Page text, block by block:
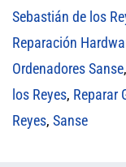
Sebastián de los
Reparación
Ordenadores Sanse,
los Reyes, Reparar
Reyes, Sanse